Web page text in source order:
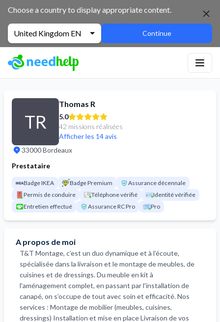
Choose a country to display appropriate content.
United Kingdom EN Continue
TR
Thomas R
5.0
42 missions réalisées
Afficher les 14 avis
33000 Bordeaux
Prestataire
Badge IKEA Badge Premium
Assurance décennale
Permis de conduire
Téléphone vérifié
Identité vérifiée
Entretien effectué
Assurance RC Pro Pro
A propos de moi
T&T Montage, c’est un duo dynamique et à l’écoute,
spécialisée dans la livraison et le montage de meubles, de
cuisines et de dressings. Du meuble en kit à
l'aménagement complet, en passant par l'installation de
canapé, on s’occupe de tout avec soin et efficacité. Nos
services : Montage de mobilier (meubles, cuisines,
dressings) Installation et mise en place Livraison de vos
NeedHelp : site de jobbing et de services entre particuliers